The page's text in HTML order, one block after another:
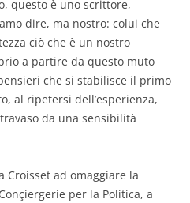
questo è uno scrittore,
dire, ma nostro: colui che
ciò che è un nostro
a partire da questo muto
che si stabilisce il primo
al ripetersi dell’esperienza,
da una sensibilità
Croisset ad omaggiare la
per la Politica, a